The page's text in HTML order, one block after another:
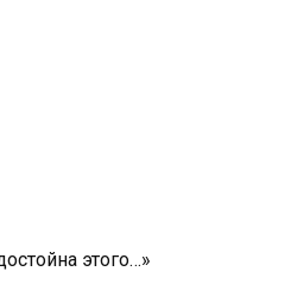
этого…»